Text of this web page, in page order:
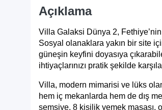
Açıklama
Villa Galaksi Dünya 2,
Sosyal olanaklara yakın bir site
güneşin keyfini doyasıya
ihtiyaçlarınızı pratik şekilde
Villa, modern mimarisi ve lüks
hem iç mekanlarda hem de dış
şemsiye, 8 kişilik yemek masası,